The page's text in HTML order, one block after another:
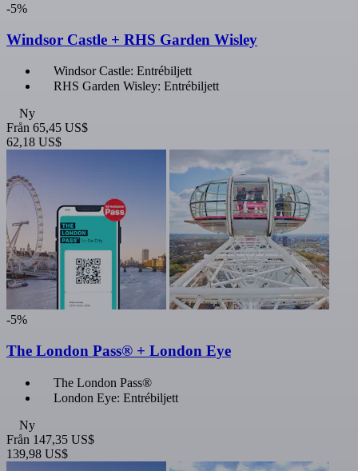
-5%
Windsor Castle + RHS Garden Wisley
Windsor Castle: Entrébiljett
RHS Garden Wisley: Entrébiljett
Ny
Från 65,45 US$
62,18 US$
-5%
The London Pass® + London Eye
The London Pass®
London Eye: Entrébiljett
Ny
Från 147,35 US$
139,98 US$